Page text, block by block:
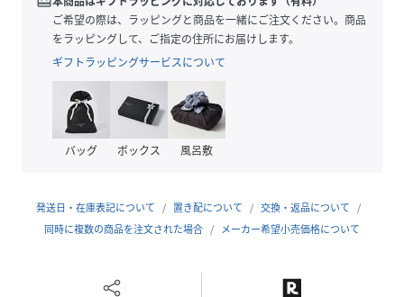
・他のTシャツスタイルに差がつく1枚
■素材
・ソラーロSZ天竺を採用
・20番のZ撚りコットンと100デニールのS撚りポリエステル
を交互に編立て
・撚り方向の違いにより形態安定性を実現
1着
・手洗いに対応したウォッシャブル素材
・落ち着きのあるカーキとネイビーの2色展開
ご希望の際は、ラッピングと商品を一緒にご注文ください。商品
をラッピングして、ご指定の住所にお届けします。
ギフトラッピングサービスについて
バッグ ボックス 風呂敷
発送日・在庫表記について 置き配について
交換・返品について
同時に複数の商品を注文された場合
メーカー希望小売価格について